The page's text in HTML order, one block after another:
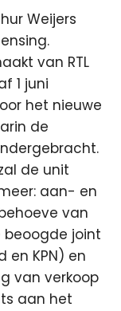
Weijers
van RTL
1 juni
het nieuwe
de
de unit
aan- en
van
joint
en KPN) en
van verkoop
aan het